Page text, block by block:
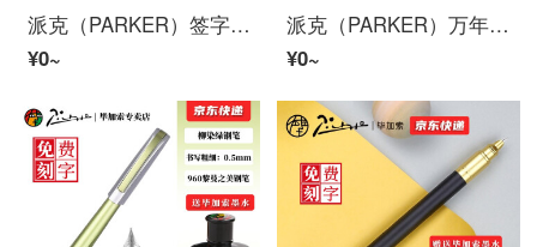
派克（PARKER）签字笔 宝珠笔 卓尔系列丽雅黑白夹
¥0~
派克（PARKER）万年筆 签字笔 商务办公送礼 男女生日礼物 学生练字 IM理性之黑墨水笔+麒麟礼盒
¥0~